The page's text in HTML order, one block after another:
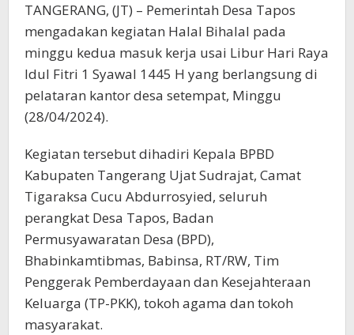
TANGERANG, (JT) – Pemerintah Desa Tapos
mengadakan kegiatan Halal Bihalal pada
minggu kedua masuk kerja usai Libur Hari Raya
Idul Fitri 1 Syawal 1445 H yang berlangsung di
pelataran kantor desa setempat, Minggu
(28/04/2024).
Kegiatan tersebut dihadiri Kepala BPBD
Kabupaten Tangerang Ujat Sudrajat, Camat
Tigaraksa Cucu Abdurrosyied, seluruh
perangkat Desa Tapos, Badan
Permusyawaratan Desa (BPD),
Bhabinkamtibmas, Babinsa, RT/RW, Tim
Penggerak Pemberdayaan dan Kesejahteraan
Keluarga (TP-PKK), tokoh agama dan tokoh
masyarakat.